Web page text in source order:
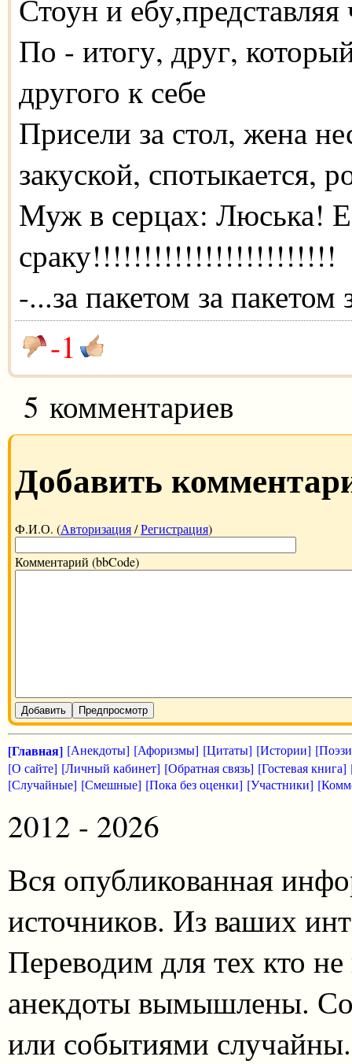
Стоун и
По - итогу, друг,
другого к себе
Присели за стол, жена
закуской, спотыкается,
Муж в серцах: Люська!
сраку!!!!!!!!!!!!!!!!!!!!!!!!
-...за пакетом за пакетом
-1
5 комментариев
Добавить
Ф.И.О. (Авторизация/Регистрация)
Комментарий (bbCode)
Добавить Предпросмотр
[Главная] [Анекдоты] [Афоризмы] [Цитаты] [Истории]
[О сайте] [Личный кабинет] [Обратная связь] [Гостевая книга]
[Случайные] [Смешные] [Пока без оценки] [Участники]
2012 - 2026
Вся опубликованная
источников. Из ваших
Переводим для тех кто
анекдоты вымышлены.
или событиями случайны.